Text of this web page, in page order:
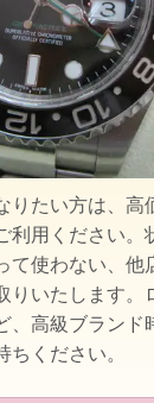
りたい方は、高
利用ください。
て使わない、他
りいたします。
、高級ブランド
ちください。